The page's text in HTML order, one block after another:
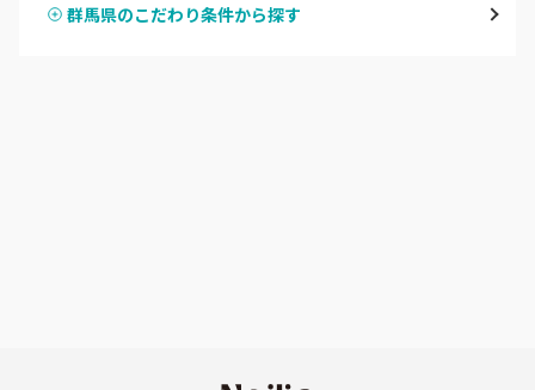
群馬県のこだわり条件から探す